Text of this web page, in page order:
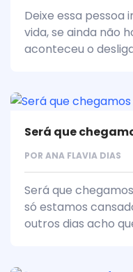
Deixe essa pessoa
vida, se ainda não
aconteceu o
Será que
POR ANA FLAVIA DIAS
Será que
só estamos
outros dias acho